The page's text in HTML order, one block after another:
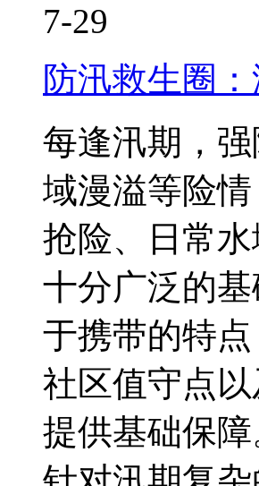
7-29
防汛救生圈
每逢汛期，
域漫溢等险
抢险、日常
十分广泛的
于携带的特
社区值守点
提供基础保